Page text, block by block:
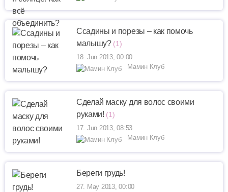
Ссадины и порезы – как помочь
малышу? (1)
18. Jun 2013, 00:00
Мамин Клуб
Сделай маску для волос своими
руками! (1)
17. Jun 2013, 08:53
Мамин Клуб
Береги грудь!
27. May 2013, 00:00